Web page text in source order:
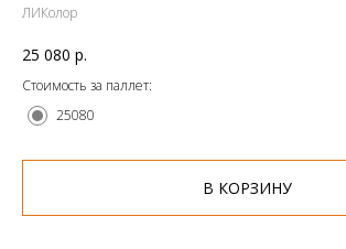
ЛИКолор
25 080 р.
Стоимость за паллет:
25080
В КОРЗИНУ